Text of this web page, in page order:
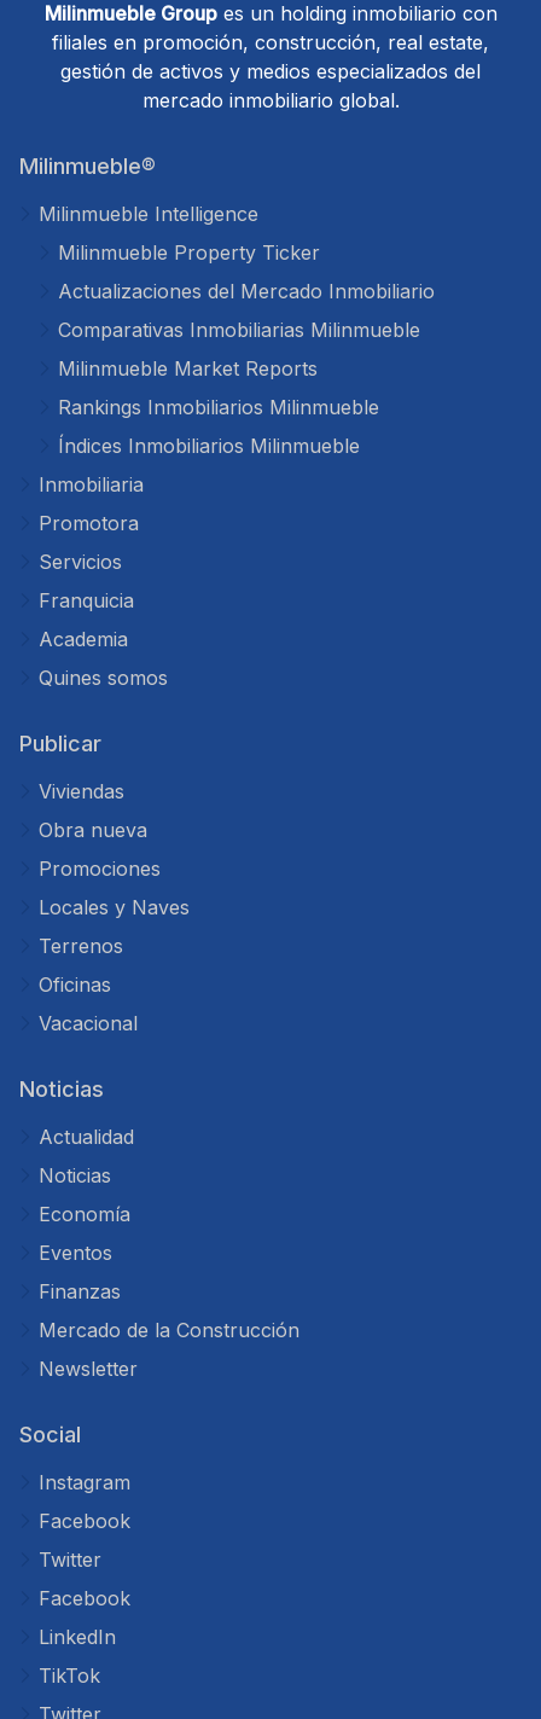
Milinmueble Groupes un holding inmobiliario con
filiales en promoción, construcción, real estate,
gestión de activos y medios especializados del
mercado inmobiliario global.
Milinmueble®
Milinmueble Intelligence
Milinmueble Property Ticker
Actualizaciones del Mercado Inmobiliario
Comparativas Inmobiliarias Milinmueble
Milinmueble Market Reports
Rankings Inmobiliarios Milinmueble
Índices Inmobiliarios Milinmueble
Inmobiliaria
Promotora
Servicios
Franquicia
Academia
Quines somos
Publicar
Viviendas
Obra nueva
Promociones
Locales y Naves
Terrenos
Oficinas
Vacacional
Noticias
Actualidad
Noticias
Economía
Eventos
Finanzas
Mercado de la Construcción
Newsletter
Social
Instagram
Facebook
Twitter
Facebook
LinkedIn
TikTok
Twitter